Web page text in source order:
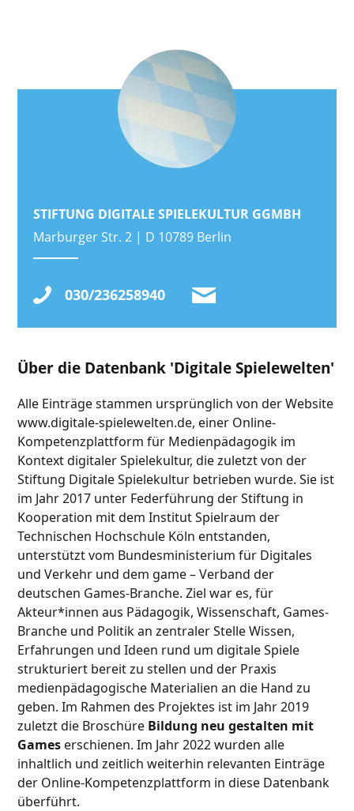
STIFTUNG DIGITALE SPIELEKULTUR GGMBH
Marburger Str. 2 | D 10789 Berlin
030/236258940
Über die Datenbank 'Digitale Spielewelten'
Alle Einträge stammen ursprünglich von der Website
www.digitale-spielewelten.de, einer Online-
Kompetenzplattform für Medienpädagogik im
Kontext digitaler Spielekultur, die zuletzt von der
Stiftung Digitale Spielekultur betrieben wurde. Sie ist
im Jahr 2017 unter Federführung der Stiftung in
Kooperation mit dem Institut Spielraum der
Technischen Hochschule Köln entstanden,
unterstützt vom Bundesministerium für Digitales
und Verkehr und dem game – Verband der
deutschen Games-Branche. Ziel war es, für
Akteur*innen aus Pädagogik, Wissenschaft, Games-
Branche und Politik an zentraler Stelle Wissen,
Erfahrungen und Ideen rund um digitale Spiele
strukturiert bereit zu stellen und der Praxis
medienpädagogische Materialien an die Hand zu
geben. Im Rahmen des Projektes ist im Jahr 2019
zuletzt die Broschüre Bildung neu gestalten mit
Games erschienen. Im Jahr 2022 wurden alle
inhaltlich und zeitlich weiterhin relevanten Einträge
der Online-Kompetenzplattform in diese Datenbank
überführt.